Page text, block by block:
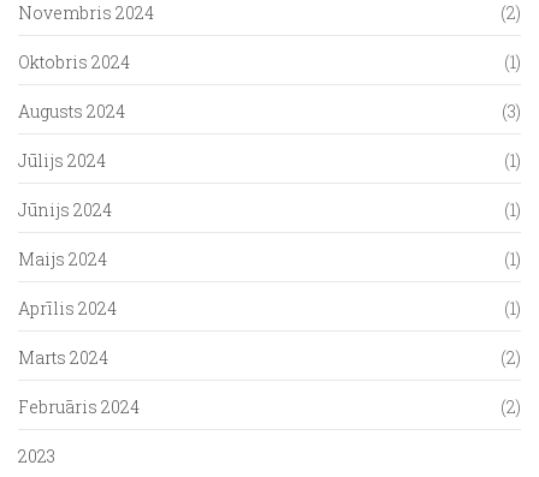
Novembris 2024 (2)
Oktobris 2024 (1)
Augusts 2024 (3)
Jūlijs 2024 (1)
Jūnijs 2024 (1)
Maijs 2024 (1)
Aprīlis 2024 (1)
Marts 2024 (2)
Februāris 2024 (2)
2023